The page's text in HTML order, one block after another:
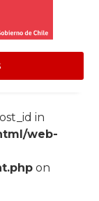
in
web-
on